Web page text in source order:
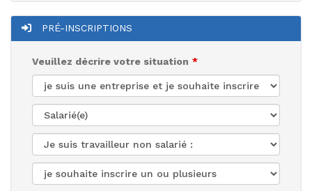
PRÉ-INSCRIPTIONS
Veuillez décrire votre situation